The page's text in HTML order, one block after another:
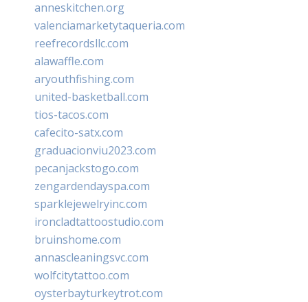
anneskitchen.org
valenciamarketytaqueria.com
reefrecordsllc.com
alawaffle.com
aryouthfishing.com
united-basketball.com
tios-tacos.com
cafecito-satx.com
graduacionviu2023.com
pecanjackstogo.com
zengardendayspa.com
sparklejewelryinc.com
ironcladtattoostudio.com
bruinshome.com
annascleaningsvc.com
wolfcitytattoo.com
oysterbayturkeytrot.com